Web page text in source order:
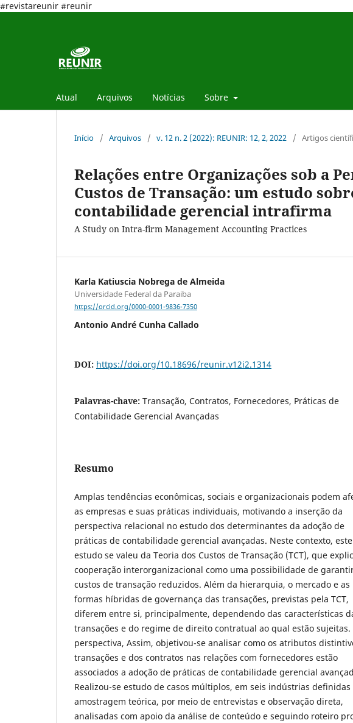
#revistareunir #reunir
Atual Arquivos Notícias Sobre
Início / Arquivos / v. 12 n. 2 (2022): REUNIR: 12, 2, 2022 / Artigos
Relações entre Organizações sob a
Custos de Transação: um estudo
contabilidade gerencial intrafirma
A Study on Intra-firm Management Accounting Practices
Karla Katiuscia Nobrega de Almeida
Universidade Federal da Paraiba
https://orcid.org/0000-0001-9836-7350
Antonio André Cunha Callado
DOI: https://doi.org/10.18696/reunir.v12i2.1314
Palavras-chave: Transação, Contratos, Fornecedores, Práticas de
Contabilidade Gerencial Avançadas
Resumo
Amplas tendências econômicas, sociais e organizacionais podem
as empresas e suas práticas individuais, motivando a inserção da
perspectiva relacional no estudo dos determinantes da adoção de
práticas de contabilidade gerencial avançadas. Neste contexto, este
estudo se valeu da Teoria dos Custos de Transação (TCT), que
cooperação interorganizacional como uma possibilidade de
custos de transação reduzidos. Além da hierarquia, o mercado e as
formas híbridas de governança das transações, previstas pela TCT,
diferem entre si, principalmente, dependendo das características
transações e do regime de direito contratual ao qual estão sujeitas.
perspectiva, Assim, objetivou-se analisar como os atributos
transações e dos contratos nas relações com fornecedores estão
associados a adoção de práticas de contabilidade gerencial
Realizou-se estudo de casos múltiplos, em seis indústrias
amostragem teórica, por meio de entrevistas e observação direta,
analisadas com apoio da análise de conteúdo e seguindo roteiro